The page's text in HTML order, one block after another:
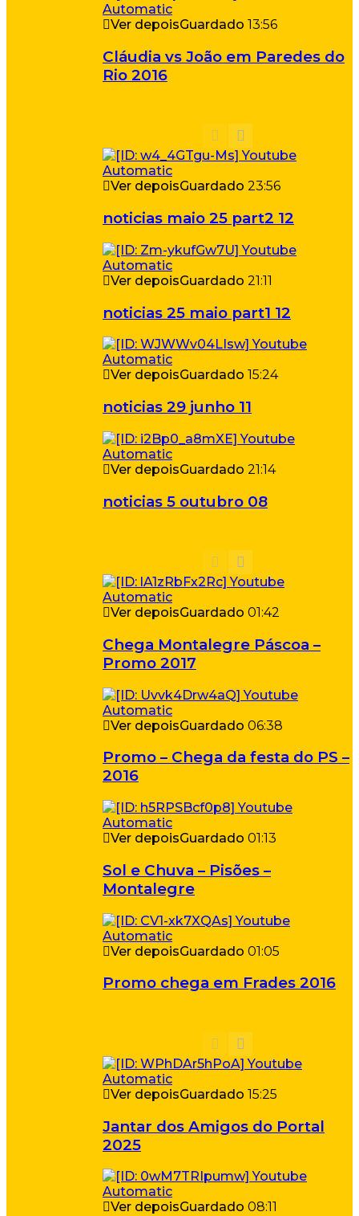
Ver depoisGuardado 13:56
Cláudia vs João em Paredes do
Rio 2016
Ver depoisGuardado 23:56
noticias maio 25 part2 12
Ver depoisGuardado 21:11
noticias 25 maio part1 12
Ver depoisGuardado 15:24
noticias 29 junho 11
Ver depoisGuardado 21:14
noticias 5 outubro 08
Ver depoisGuardado 01:42
Chega Montalegre Páscoa –
Promo 2017
Ver depoisGuardado 06:38
Promo – Chega da festa do PS –
2016
Ver depoisGuardado 01:13
Sol e Chuva – Pisões –
Montalegre
Ver depoisGuardado 01:05
Promo chega em Frades 2016
Ver depoisGuardado 15:25
Jantar dos Amigos do Portal
2025
Ver depoisGuardado 08:11